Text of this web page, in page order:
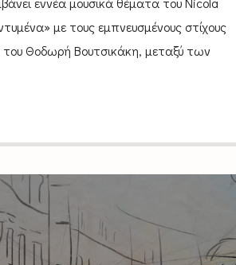
με τους εμπνευσμένους στίχους
του Θοδωρή Βουτσικάκη, μεταξύ των